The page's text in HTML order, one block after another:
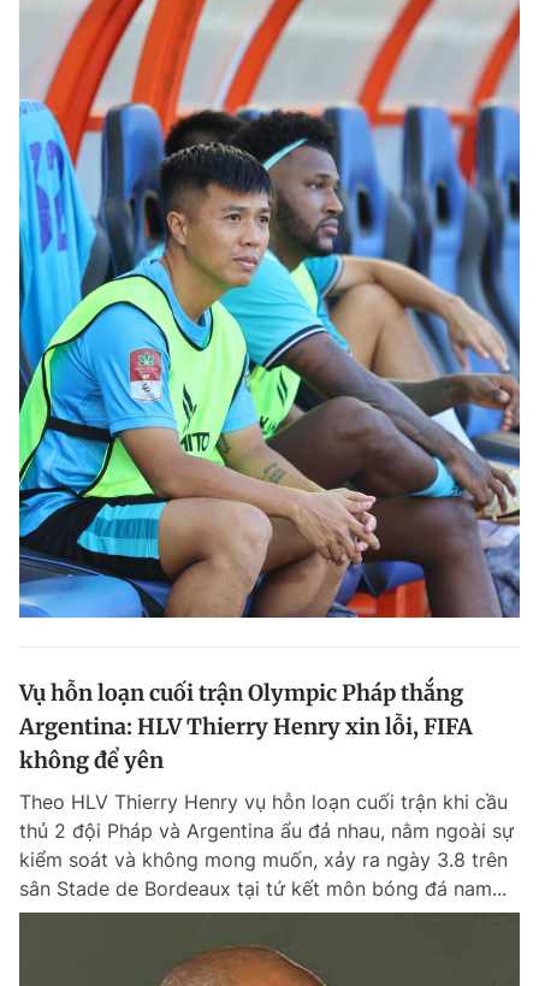
Vụ hỗn loạn cuối trận Olympic Pháp thắng
Argentina: HLV Thierry Henry xin lỗi, FIFA
không để yên
Theo HLV Thierry Henry vụ hỗn loạn cuối trận khi cầu
thủ 2 đội Pháp và Argentina ẩu đả nhau, nằm ngoài sự
kiểm soát và không mong muốn, xảy ra ngày 3.8 trên
sân Stade de Bordeaux tại tứ kết môn bóng đá nam...